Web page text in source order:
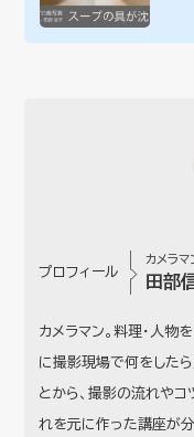
プロフィール
カメラマ
田部
カメラマン。料理・人物
に撮影現場で何をした
とから、撮影の流れやコ
れを元に作った講座が